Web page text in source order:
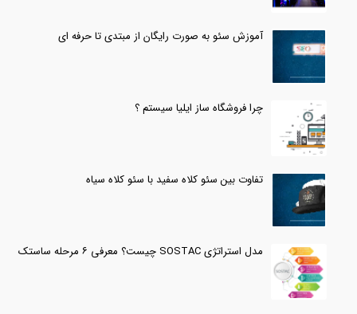
آموزش سئو به صورت رایگان از مبتدی تا حرفه ای
چرا فروشگاه ساز ایلیا سیستم ؟
تفاوت بین سئو کلاه سفید با سئو کلاه سیاه
مدل استراتژی SOSTAC چیست؟ معرفی ۶ مرحله ساستک